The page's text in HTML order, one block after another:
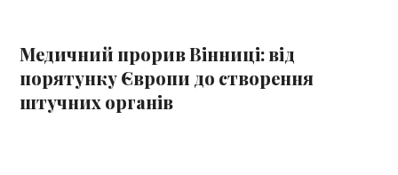
Медичний прорив Вінниці: від
порятунку Європи до створення
штучних органів